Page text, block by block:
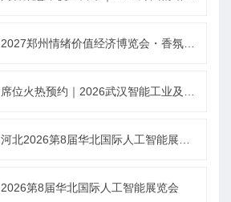
2027郑州情绪价值经济博览会・香氛产业馆
席位火热预约｜2026武汉智能工业及自动化展9月22日盛大开幕
河北2026第8届华北国际人工智能展览会
2026第8届华北国际人工智能展览会